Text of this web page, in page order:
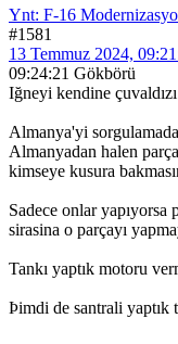
Ynt: F-16
#1581
13 Temmuz 2024,
09:24:21 Gökbörü
Iğneyi kendine çuvaldızı
Almanya'yi
Almanyadan halen
kimseye kusura
Sadece onlar yapıyorsa
sirasina o parçayı
Tankı yaptık motoru
Þimdi de santrali yaptık